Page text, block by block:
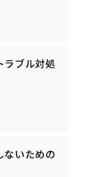
ラブル対処
ないための